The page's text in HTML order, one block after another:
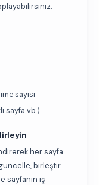
sayısı
sayfa vb.)
her sayfa
birleştir
sayfanın iş